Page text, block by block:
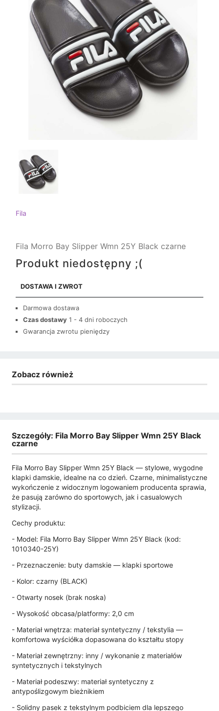
Fila
Fila Morro Bay Slipper Wmn 25Y Black czarne
Produkt niedostępny ;(
DOSTAWA I ZWROT
Darmowa dostawa
Czas dostawy 1 - 4 dni roboczych
Gwarancja zwrotu pieniędzy
Zobacz również
Szczegóły: Fila Morro Bay Slipper Wmn 25Y Black
czarne
Fila Morro Bay Slipper Wmn 25Y Black — stylowe, wygodne
klapki damskie, idealne na co dzień. Czarne, minimalistyczne
wykończenie z widocznym logowaniem producenta sprawia,
że pasują zarówno do sportowych, jak i casualowych
stylizacji.
Cechy produktu:
- Model: Fila Morro Bay Slipper Wmn 25Y Black (kod:
1010340-25Y)
- Przeznaczenie: buty damskie — klapki sportowe
- Kolor: czarny (BLACK)
- Otwarty nosek (brak noska)
- Wysokość obcasa/platformy: 2,0 cm
- Materiał wnętrza: materiał syntetyczny / tekstylia —
komfortowa wyściółka dopasowana do kształtu stopy
- Materiał zewnętrzny: inny / wykonanie z materiałów
syntetycznych i tekstylnych
- Materiał podeszwy: materiał syntetyczny z
antypoślizgowym bieżnikiem
- Solidny pasek z tekstylnym podbiciem dla lepszego